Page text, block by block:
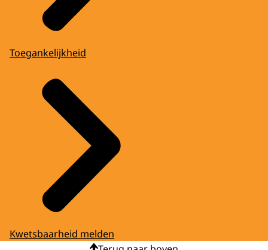
Toegankelijkheid
Kwetsbaarheid melden